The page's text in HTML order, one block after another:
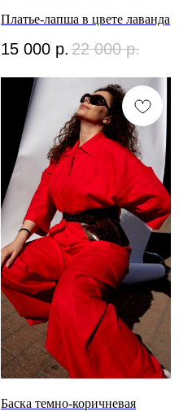
Платье-лапша в цвете лаванда
15 000 р. 22 000 р.
Баска темно-коричневая